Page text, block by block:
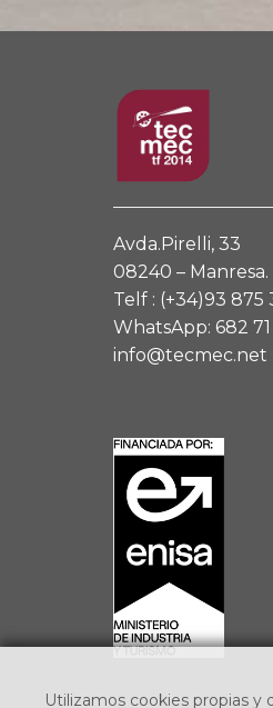
Avda.Pirelli, 33
08240 – Manresa.
Telf : (+34)93 875
WhatsApp: 682
info@tecmec.net
Utilizamos cookies propias y